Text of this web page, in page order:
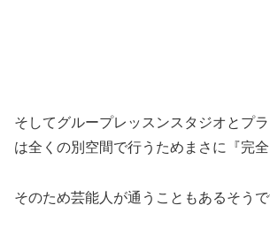
そしてグループレッスンスタジオとプ
は全くの別空間で行うためまさに『完全
そのため芸能人が通うこともあるそうで